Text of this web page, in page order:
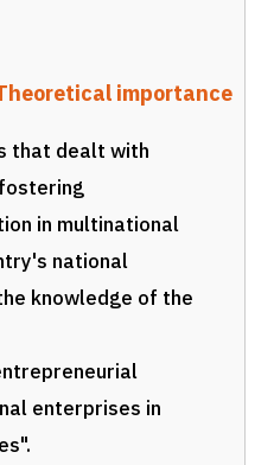
importance:
that dealt with
in multinational
national
knowledge of the
enterprises in